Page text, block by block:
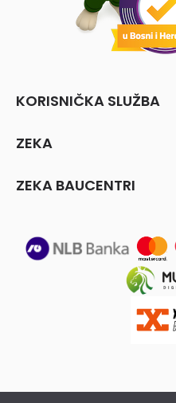
KORISNIČKA SLUŽBA
ZEKA
ZEKA BAUCENTRI